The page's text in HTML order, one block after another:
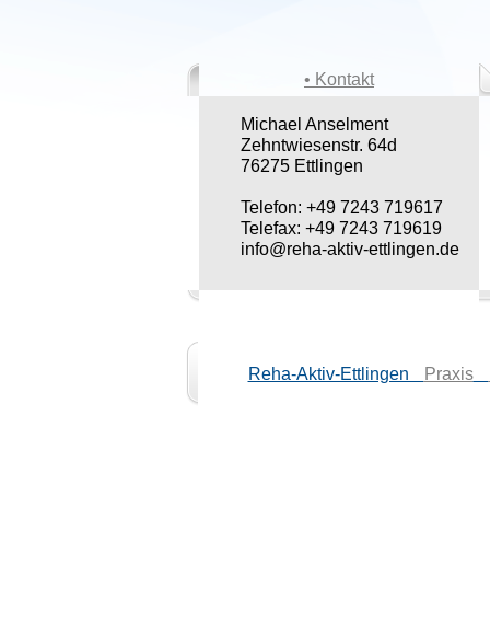
Reha-Aktiv-Ettlingen Praxis
• Kontakt
Michael Anselment
Zehntwiesenstr. 64d
76275 Ettlingen
Telefon: +49 7243 719617
Telefax: +49 7243 719619
info@reha-aktiv-ettlingen.de